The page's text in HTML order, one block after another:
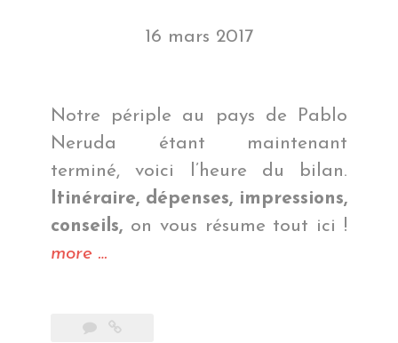
16 mars 2017
Notre périple au pays de Pablo
Neruda étant maintenant
terminé, voici l’heure du bilan.
Itinéraire, dépenses, impressions,
conseils, on vous résume tout ici !
more « Bilan
…